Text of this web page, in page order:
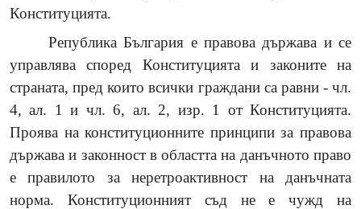
Конституцията.
Република България е правова държава и се
управлява според Конституцията и законите на
страната, пред които всички граждани са равни - чл.
4, ал. 1 и чл. 6, ал. 2, изр. 1 от Конституцията.
Проява на конституционните принципи за правова
държава и законност в областта на данъчното право
е правилото за неретроактивност на данъчната
норма. Конституционният съд не е чужд на